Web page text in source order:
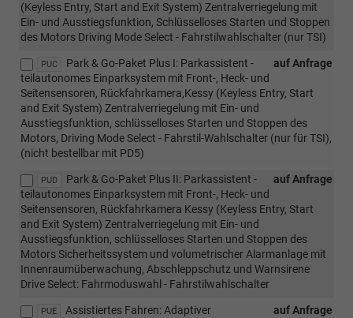
(Keyless Entry, Start and Exit System) Zentralverriegelung mit
Ein- und Ausstiegsfunktion, Schlüsselloses Starten und Stoppen
des Motors Driving Mode Select - Fahrstilwahlschalter (nur TSI)
PUC auf Anfrage
Park & Go-Paket Plus I: Parkassistent -
teilautonomes Einparksystem mit Front-, Heck- und
Seitensensoren, Rückfahrkamera,Kessy (Keyless Entry, Start
and Exit System) Zentralverriegelung mit Ein- und
Ausstiegsfunktion, schlüsselloses Starten und Stoppen des
Motors, Driving Mode Select - Fahrstil-Wahlschalter (nur für TSI),
(nicht bestellbar mit PD5)
PUD auf Anfrage
Park & Go-Paket Plus II: Parkassistent -
teilautonomes Einparksystem mit Front-, Heck- und
Seitensensoren, Rückfahrkamera Kessy (Keyless Entry, Start
and Exit System) Zentralverriegelung mit Ein- und
Ausstiegsfunktion, schlüsselloses Starten und Stoppen des
Motors Sicherheitssystem und volumetrischer Alarmanlage mit
Innenraumüberwachung, Abschleppschutz und Warnsirene
Drive Select: Fahrmoduswahl - Fahrstilwahlschalter
PUE auf Anfrage
Assistiertes Fahren: Adaptiver